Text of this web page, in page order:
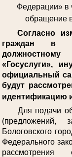
Федерации» в
обращение
Согласно
граждан в
«Госуслуги»,
официальный
будут
идентификацию
Для подачи
Бологовского
Федерального
рассмотрения